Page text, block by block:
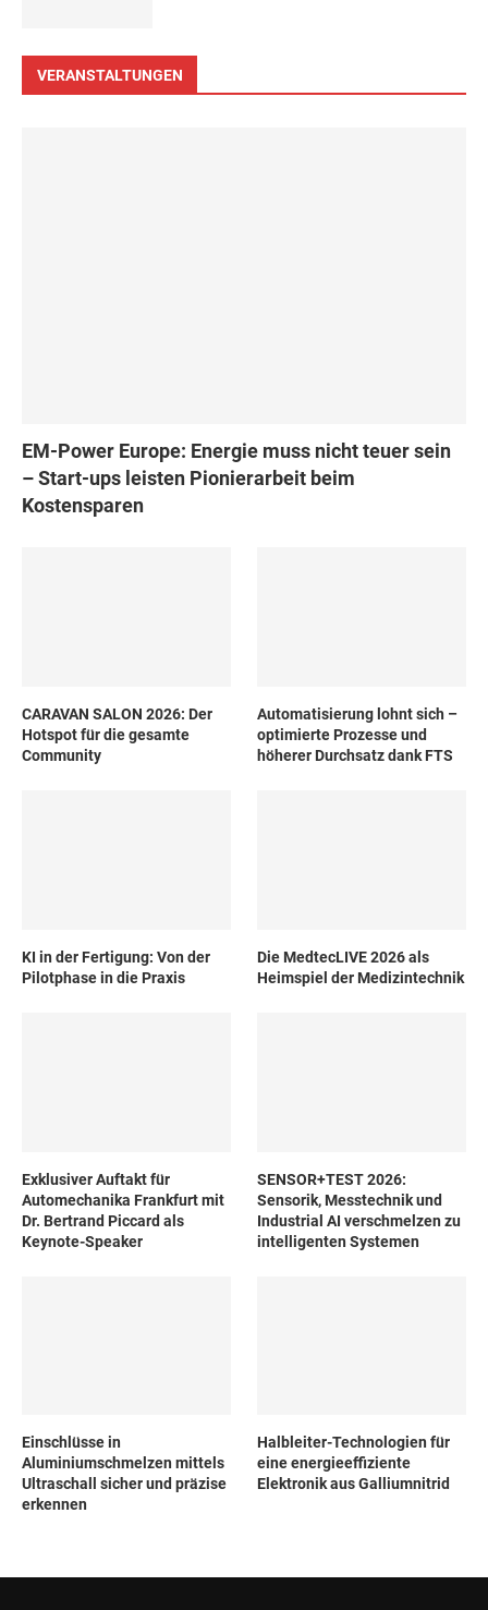
VERANSTALTUNGEN
EM-Power Europe: Energie muss nicht teuer sein
– Start-ups leisten Pionierarbeit beim
Kostensparen
CARAVAN SALON 2026: Der
Hotspot für die gesamte
Community
Automatisierung lohnt sich –
optimierte Prozesse und
höherer Durchsatz dank FTS
KI in der Fertigung: Von der
Pilotphase in die Praxis
Die MedtecLIVE 2026 als
Heimspiel der Medizintechnik
Exklusiver Auftakt für
Automechanika Frankfurt mit
Dr. Bertrand Piccard als
Keynote-Speaker
SENSOR+TEST 2026:
Sensorik, Messtechnik und
Industrial AI verschmelzen zu
intelligenten Systemen
Einschlüsse in
Aluminiumschmelzen mittels
Ultraschall sicher und präzise
erkennen
Halbleiter-Technologien für
eine energieeffiziente
Elektronik aus Galliumnitrid